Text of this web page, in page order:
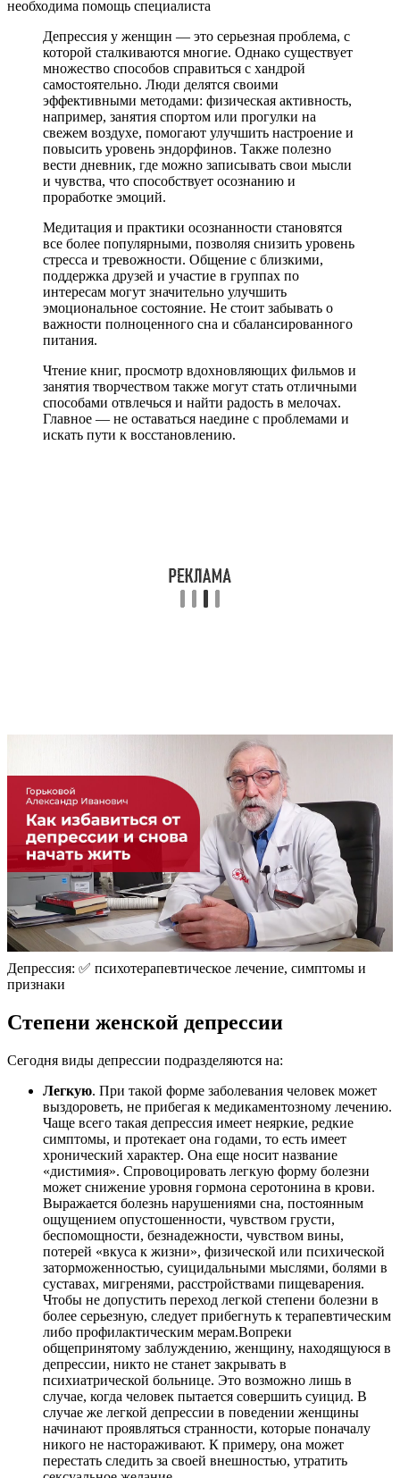
Депрессия у женщин — это серьезная проблема, с
которой сталкиваются многие. Однако существует
множество способов справиться с хандрой
самостоятельно. Люди делятся своими
эффективными методами: физическая активность,
например, занятия спортом или прогулки на
свежем воздухе, помогают улучшить настроение и
повысить уровень эндорфинов. Также полезно
вести дневник, где можно записывать свои мысли
и чувства, что способствует осознанию и
проработке эмоций.
Медитация и практики осознанности становятся
все более популярными, позволяя снизить уровень
стресса и тревожности. Общение с близкими,
поддержка друзей и участие в группах по
интересам могут значительно улучшить
эмоциональное состояние. Не стоит забывать о
важности полноценного сна и сбалансированного
питания.
Чтение книг, просмотр вдохновляющих фильмов и
занятия творчеством также могут стать отличными
способами отвлечься и найти радость в мелочах.
Главное — не оставаться наедине с проблемами и
искать пути к восстановлению.
Депрессия: ✅ психотерапевтическое лечение, симптомы и
признаки
Степени женской депрессии
Сегодня виды депрессии подразделяются на:
Легкую. При такой форме заболевания человек может
выздороветь, не прибегая к медикаментозному лечению.
Чаще всего такая депрессия имеет неяркие, редкие
симптомы, и протекает она годами, то есть имеет
хронический характер. Она еще носит название
«дистимия». Спровоцировать легкую форму болезни
может снижение уровня гормона серотонина в крови.
Выражается болезнь нарушениями сна, постоянным
ощущением опустошенности, чувством грусти,
беспомощности, безнадежности, чувством вины,
потерей «вкуса к жизни», физической или психической
заторможенностью, суицидальными мыслями, болями в
суставах, мигренями, расстройствами пищеварения.
Чтобы не допустить переход легкой степени болезни в
более серьезную, следует прибегнуть к терапевтическим
либо профилактическим мерам.Вопреки
общепринятому заблуждению, женщину, находящуюся в
депрессии, никто не станет закрывать в
психиатрической больнице. Это возможно лишь в
случае, когда человек пытается совершить суицид. В
случае же легкой депрессии в поведении женщины
начинают проявляться странности, которые поначалу
никого не настораживают. К примеру, она может
перестать следить за своей внешностью, утратить